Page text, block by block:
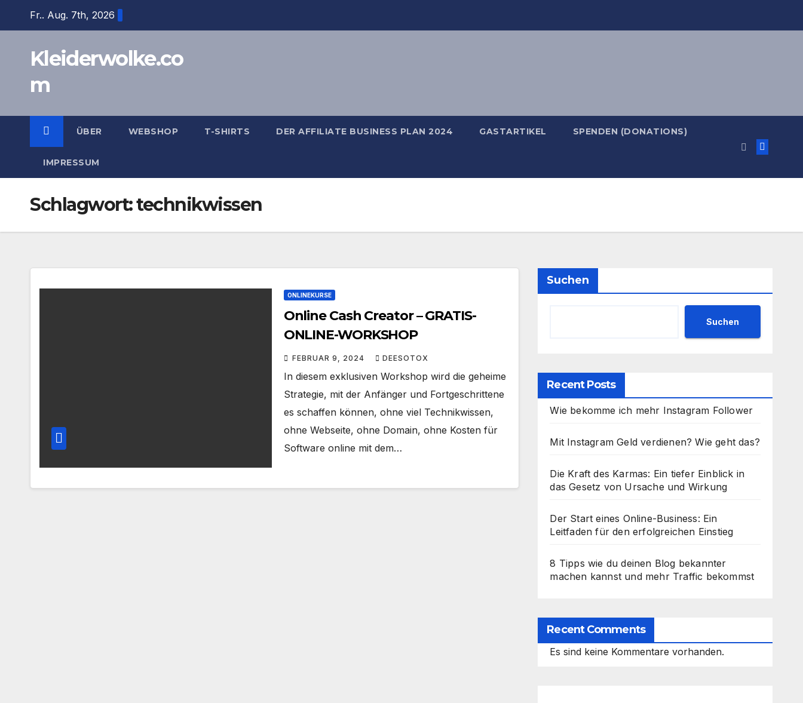
Fr.. Aug. 7th, 2026
Kleiderwolke.co
m
ÜBER WEBSHOP T-SHIRTS DER AFFILIATE BUSINESS PLAN 2024 GASTARTIKEL SPENDEN (DONATIONS)
IMPRESSUM
Schlagwort:technikwissen
ONLINEKURSE
Online Cash Creator – GRATIS-
ONLINE-WORKSHOP
FEBRUAR 9, 2024 DEESOTOX
In diesem exklusiven Workshop wird die geheime
Strategie, mit der Anfänger und Fortgeschrittene
es schaffen können, ohne viel Technikwissen,
ohne Webseite, ohne Domain, ohne Kosten für
Software online mit dem…
Suchen
Suchen
Recent Posts
Wie bekomme ich mehr Instagram Follower
Mit Instagram Geld verdienen? Wie geht das?
Die Kraft des Karmas: Ein tiefer Einblick in
das Gesetz von Ursache und Wirkung
Der Start eines Online-Business: Ein
Leitfaden für den erfolgreichen Einstieg
8 Tipps wie du deinen Blog bekannter
machen kannst und mehr Traffic bekommst
Recent Comments
Es sind keine Kommentare vorhanden.